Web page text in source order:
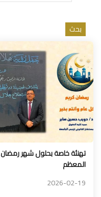
تهنئة خاصة بحلول شهر رمضان
المعظم
2026-02-19